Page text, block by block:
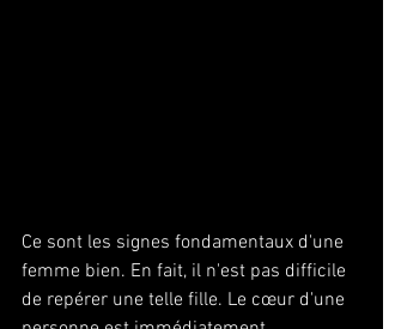
Ce sont les signes fondamentaux d'une
femme bien. En fait, il n'est pas difficile
de repérer une telle fille. Le cœur d'une